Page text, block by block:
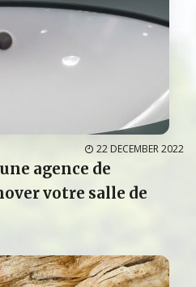
22 DECEMBER 2022
agence de
votre salle de